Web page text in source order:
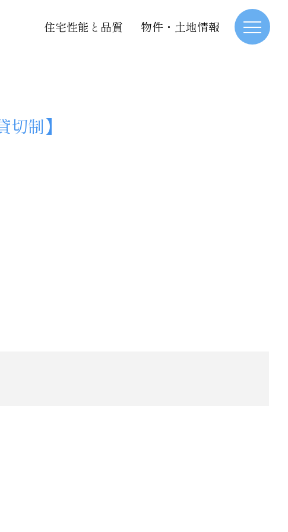
住宅性能と品質 物件・土地情報
制】